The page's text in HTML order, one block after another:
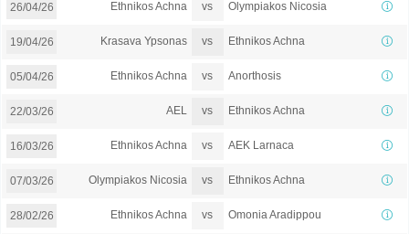
26/04/26 Ethnikos Achna vs Olympiakos Nicosia
19/04/26 Krasava Ypsonas vs Ethnikos Achna
05/04/26 Ethnikos Achna vs Anorthosis
22/03/26 AEL vs Ethnikos Achna
16/03/26 Ethnikos Achna vs AEK Larnaca
07/03/26 Olympiakos Nicosia vs Ethnikos Achna
28/02/26 Ethnikos Achna vs Omonia Aradippou